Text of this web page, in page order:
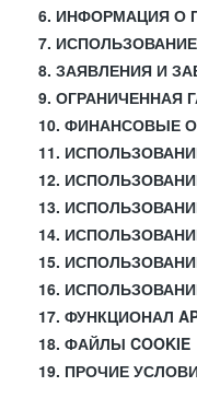
6. ИНФОРМАЦИЯ О
7.
8. ЗАЯВЛЕНИЯ И
9. ОГРАНИЧЕННАЯ
10. ФИНАНСОВЫЕ
11.
12.
13.
14.
15.
16.
17. ФУНКЦИОНАЛ
18. ФАЙЛЫ COOKIE
19. ПРОЧИЕ